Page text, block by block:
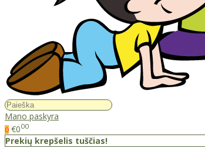
Mano paskyra
0 €000
Prekių krepšelis tuščias!